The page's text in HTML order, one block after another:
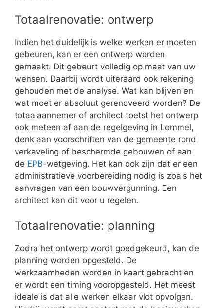
Totaalrenovatie: ontwerp
Indien het duidelijk is welke werken er moeten
gebeuren, kan er een ontwerp worden
gemaakt. Dit gebeurt volledig op maat van uw
wensen. Daarbij wordt uiteraard ook rekening
gehouden met de analyse. Wat kan blijven en
wat moet er absoluut gerenoveerd worden? De
totaalaannemer of architect toetst het ontwerp
ook meteen af aan de regelgeving in Lommel,
denk aan voorschriften van de gemeente rond
verkaveling of beschermde gebouwen of aan
de EPB-wetgeving. Het kan ook zijn dat er een
administratieve voorbereiding nodig is zoals het
aanvragen van een bouwvergunning. Een
architect kan dit voor u regelen.
Totaalrenovatie: planning
Zodra het ontwerp wordt goedgekeurd, kan de
planning worden opgesteld. De
werkzaamheden worden in kaart gebracht en
er wordt een timing vooropgesteld. Het meest
ideale is dat alle werken elkaar vlot opvolgen.